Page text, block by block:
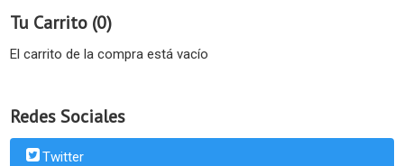
Tu Carrito (0)
El carrito de la compra está vacío
Redes Sociales
Twitter